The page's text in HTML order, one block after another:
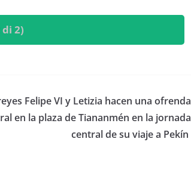
di 2)
Felipe VI y Letizia hacen una ofrenda
en la plaza de Tiananmén en la jornada
central de su viaje a Pekín